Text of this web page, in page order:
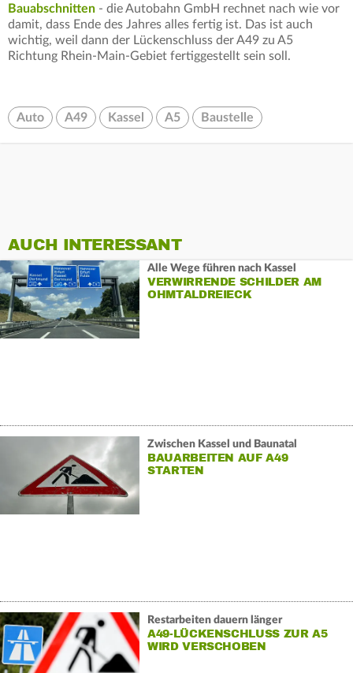
Bauabschnitten - die Autobahn GmbH rechnet nach wie vor
damit, dass Ende des Jahres alles fertig ist. Das ist auch
wichtig, weil dann der Lückenschluss der A49 zu A5
Richtung Rhein-Main-Gebiet fertiggestellt sein soll.
Auto A49 Kassel A5 Baustelle
AUCH INTERESSANT
Alle Wege führen nach Kassel
VERWIRRENDE SCHILDER AM
OHMTALDREIECK
Zwischen Kassel und Baunatal
BAUARBEITEN AUF A49
STARTEN
Restarbeiten dauern länger
A49-LÜCKENSCHLUSS ZUR A5
WIRD VERSCHOBEN